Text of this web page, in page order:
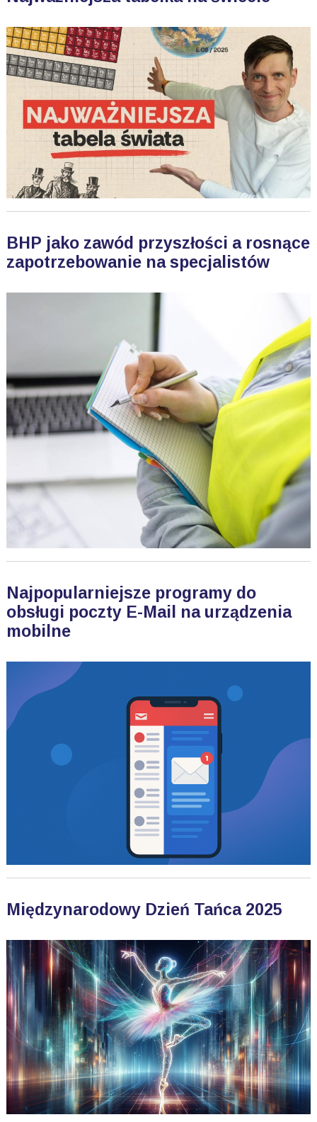
BHP jako zawód przyszłości a rosnące
zapotrzebowanie na specjalistów
Najpopularniejsze programy do
obsługi poczty E-Mail na urządzenia
mobilne
Międzynarodowy Dzień Tańca 2025